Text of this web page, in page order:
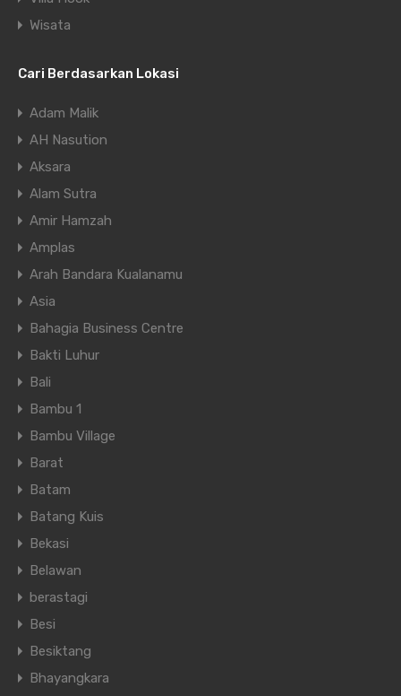
Wisata
Cari Berdasarkan Lokasi
Adam Malik
AH Nasution
Aksara
Alam Sutra
Amir Hamzah
Amplas
Arah Bandara Kualanamu
Asia
Bahagia Business Centre
Bakti Luhur
Bali
Bambu 1
Bambu Village
Barat
Batam
Batang Kuis
Bekasi
Belawan
berastagi
Besi
Besiktang
Bhayangkara